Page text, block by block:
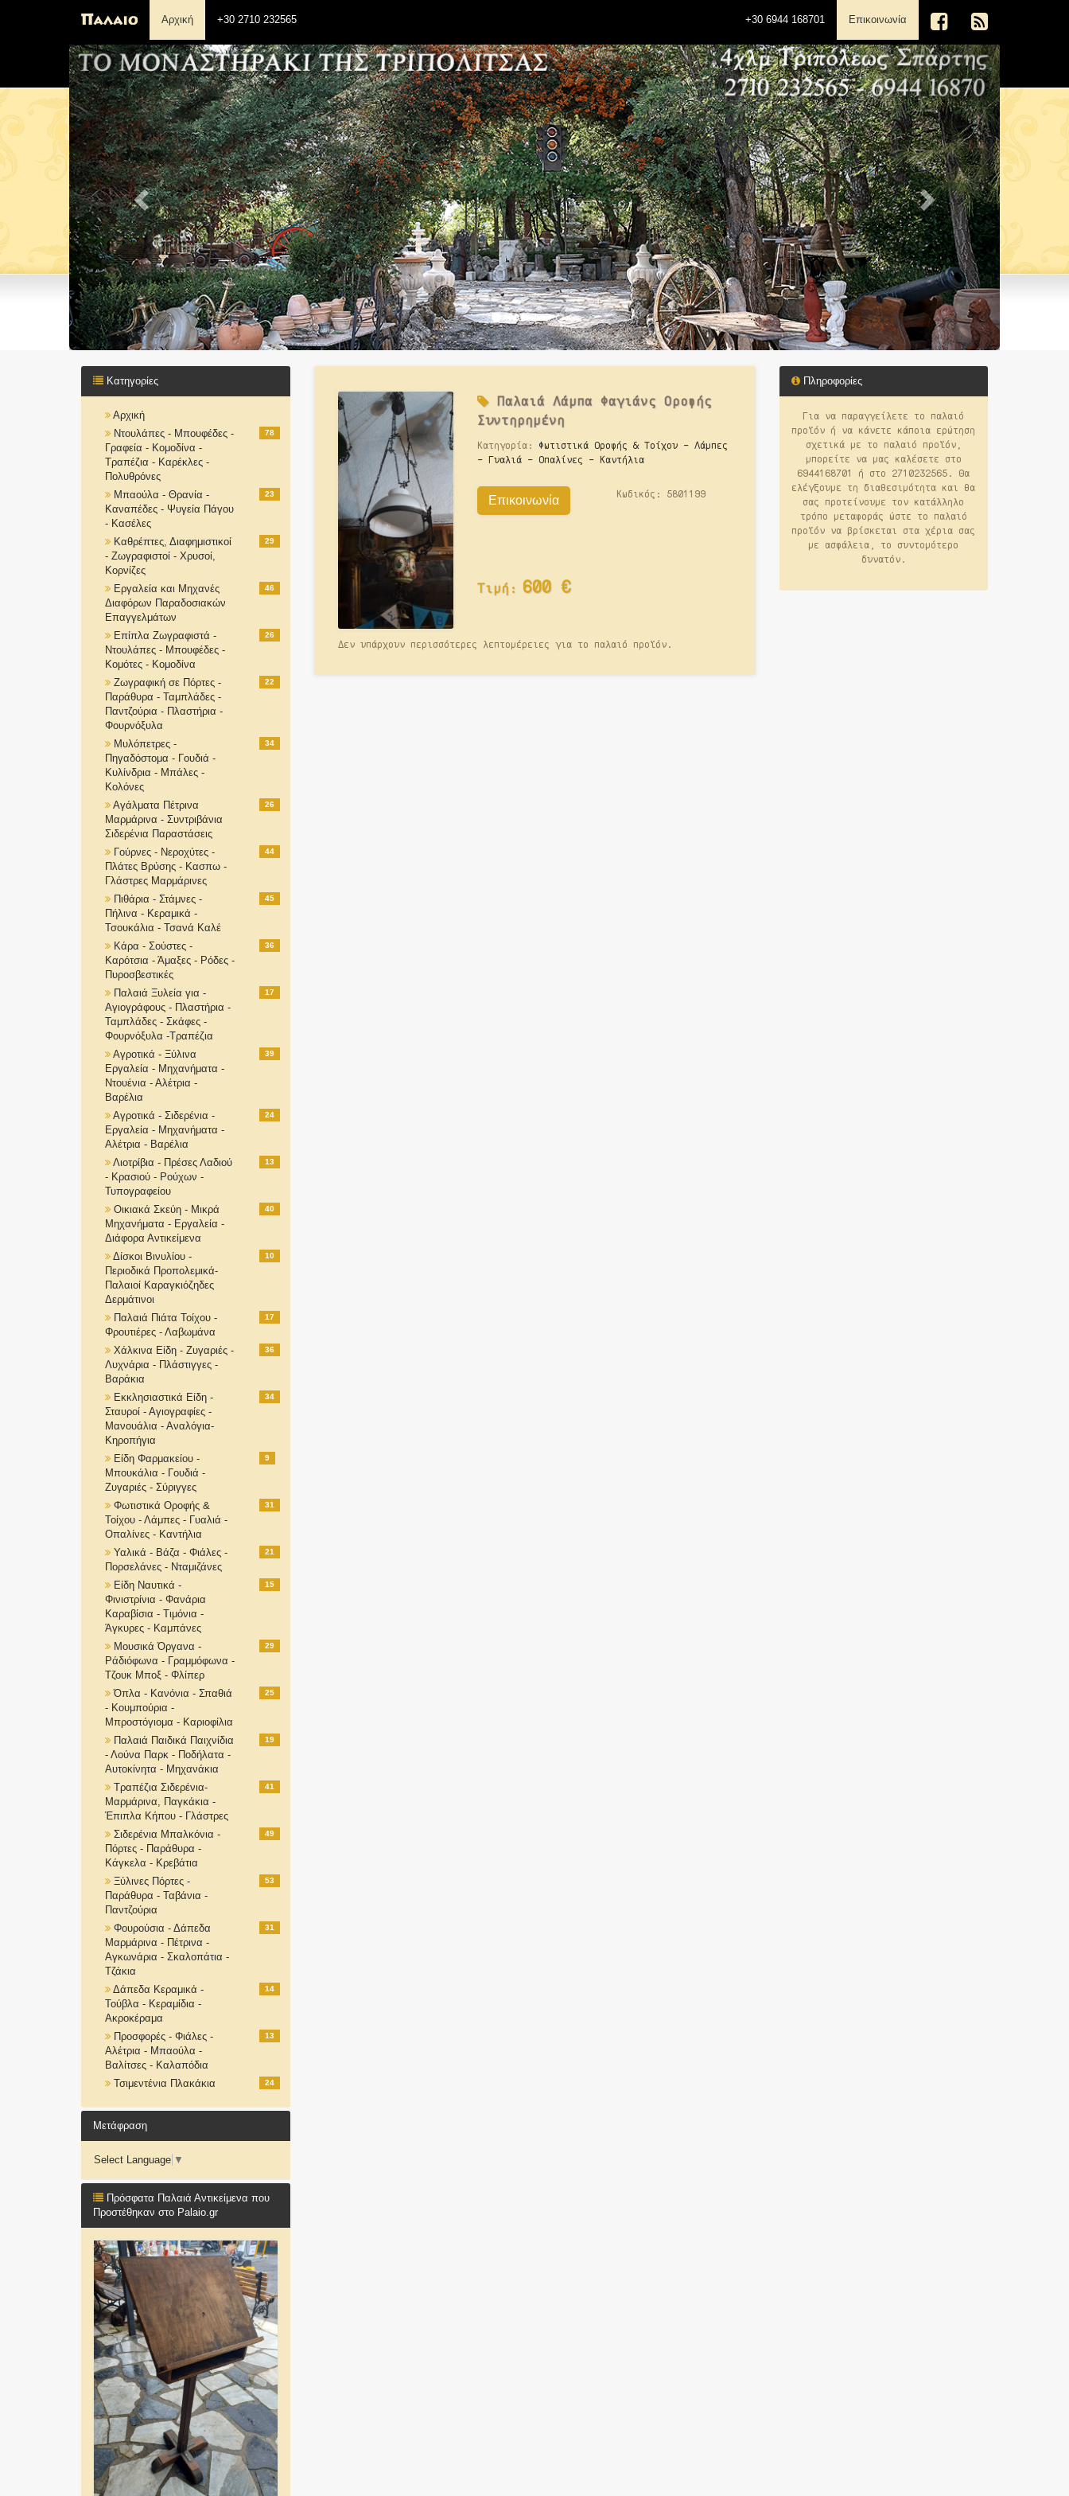
Αρχική +30 2710 232565 +30 6944 168701 Επικοινωνία (current)
Previous Next
Κατηγορίες
Αρχική
Ντουλάπες - Μπουφέδες -
Γραφεία - Κομοδίνα -
Τραπέζια - Καρέκλες -
Πολυθρόνες
78
Μπαούλα - Θρανία -
Καναπέδες - Ψυγεία Πάγου
- Κασέλες
23
Καθρέπτες, Διαφημιστικοί
- Ζωγραφιστοί - Χρυσοί,
Κορνίζες
29
Εργαλεία και Μηχανές
Διαφόρων Παραδοσιακών
Επαγγελμάτων
46
Επίπλα Ζωγραφιστά -
Ντουλάπες - Μπουφέδες -
Κομότες - Κομοδίνα
26
Ζωγραφική σε Πόρτες -
Παράθυρα - Ταμπλάδες -
Παντζούρια - Πλαστήρια -
Φουρνόξυλα
22
Μυλόπετρες -
Πηγαδόστομα - Γουδιά -
Κυλίνδρια - Μπάλες -
Κολόνες
34
Αγάλματα Πέτρινα
Μαρμάρινα - Συντριβάνια
Σιδερένια Παραστάσεις
26
Γούρνες - Νεροχύτες -
Πλάτες Βρύσης - Κασπω -
Γλάστρες Μαρμάρινες
44
Πιθάρια - Στάμνες -
Πήλινα - Κεραμικά -
Τσουκάλια - Τσανά Καλέ
45
Κάρα - Σούστες -
Καρότσια - Άμαξες - Ρόδες -
Πυροσβεστικές
36
Παλαιά Ξυλεία για -
Αγιογράφους - Πλαστήρια -
Ταμπλάδες - Σκάφες -
Φουρνόξυλα -Τραπέζια
17
Αγροτικά - Ξύλινα
Εργαλεία - Μηχανήματα -
Ντουένια - Αλέτρια -
Βαρέλια
39
Αγροτικά - Σιδερένια -
Εργαλεία - Μηχανήματα -
Αλέτρια - Βαρέλια
24
Λιοτρίβια - Πρέσες Λαδιού
- Κρασιού - Ρούχων -
Τυπογραφείου
13
Οικιακά Σκεύη - Μικρά
Μηχανήματα - Εργαλεία -
Διάφορα Αντικείμενα
40
Δίσκοι Βινυλίου -
Περιοδικά Προπολεμικά-
Παλαιοί Καραγκιόζηδες
Δερμάτινοι
10
Παλαιά Πιάτα Τοίχου -
Φρουτιέρες - Λαβωμάνα
17
Χάλκινα Είδη - Ζυγαριές -
Λυχνάρια - Πλάστιγγες -
Βαράκια
36
Εκκλησιαστικά Είδη -
Σταυροί - Αγιογραφίες -
Μανουάλια - Αναλόγια-
Κηροπήγια
34
Είδη Φαρμακείου -
Μπουκάλια - Γουδιά -
Ζυγαριές - Σύριγγες
9
Φωτιστικά Οροφής &
Τοίχου - Λάμπες - Γυαλιά -
Οπαλίνες - Καντήλια
31
Υαλικά - Βάζα - Φιάλες -
Πορσελάνες - Νταμιζάνες
21
Είδη Ναυτικά -
Φινιστρίνια - Φανάρια
Καραβίσια - Τιμόνια -
Άγκυρες - Καμπάνες
15
Μουσικά Όργανα -
Ράδιόφωνα - Γραμμόφωνα -
Τζουκ Μποξ - Φλίπερ
29
Όπλα - Κανόνια - Σπαθιά
- Κουμπούρια -
Μπροστόγιομα - Καριοφίλια
25
Παλαιά Παιδικά Παιχνίδια
- Λούνα Παρκ - Ποδήλατα -
Αυτοκίνητα - Μηχανάκια
19
Τραπέζια Σιδερένια-
Μαρμάρινα, Παγκάκια -
Έπιπλα Κήπου - Γλάστρες
41
Σιδερένια Μπαλκόνια -
Πόρτες - Παράθυρα -
Κάγκελα - Κρεβάτια
49
Ξύλινες Πόρτες -
Παράθυρα - Ταβάνια -
Παντζούρια
53
Φουρούσια - Δάπεδα
Μαρμάρινα - Πέτρινα -
Αγκωνάρια - Σκαλοπάτια -
Τζάκια
31
Δάπεδα Κεραμικά -
Τούβλα - Κεραμίδια -
Ακροκέραμα
14
Προσφορές - Φιάλες -
Αλέτρια - Μπαούλα -
Βαλίτσες - Καλαπόδια
13
Τσιμεντένια Πλακάκια 24
Μετάφραση
Select Language ▼
Πρόσφατα Παλαιά Αντικείμενα που
Προστέθηκαν στο Palaio.gr
ΠαλαιάΛάμπα Φαγιάνς Οροφής
Συντηρημένη
Κατηγορία: Φωτιστικά Οροφής & Τοίχου - Λάμπες
- Γυαλιά - Οπαλίνες - Καντήλια
Κωδικός: 5801199
Επικοινωνία
Τιμή: 600€
Δεν υπάρχουν περισσότερες λεπτομέρειες για το παλαιό προϊόν.
Πληροφορίες
Για να παραγγείλετε το παλαιό
προϊόν ή να κάνετε κάποια ερώτηση
σχετικά με το παλαιό προϊόν,
μπορείτε να μας καλέσετε στο
6944168701 ή στο 2710232565. Θα
ελέγξουμε τη διαθεσιμότητα και θα
σας προτείνουμε τον κατάλληλο
τρόπο μεταφοράς ώστε το παλαιό
προϊόν να βρίσκεται στα χέρια σας
με ασφάλεια, το συντομότερο
δυνατόν.